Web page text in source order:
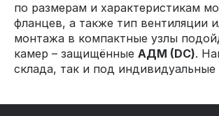
по размерам и характеристикам
фланцев, а также тип вентиляции
монтажа в компактные узлы
камер – защищённые АДМ (DC).
склада, так и под индивидуальные